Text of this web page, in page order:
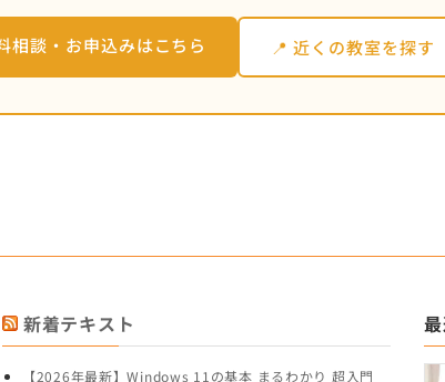
相談・お申込みはこちら 📍 近くの教室を探す
新着テキスト
【2026年最新】Windows 11の基本 まるわかり 超入門